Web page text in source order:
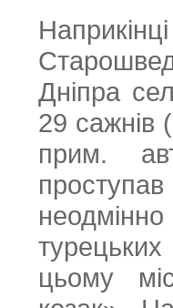
Дніпра
29 сажнів
прим.
цьому